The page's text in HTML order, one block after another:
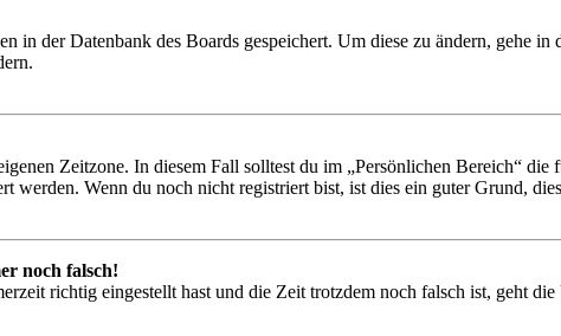
in der Datenbank des Boards gespeichert. Um diese zu ändern, gehe
Zeitzone. In diesem Fall solltest du im „Persönlichen Bereich“
werden. Wenn du noch nicht registriert bist, ist dies ein guter Grund,
noch falsch!
richtig eingestellt hast und die Zeit trotzdem noch falsch ist, geht